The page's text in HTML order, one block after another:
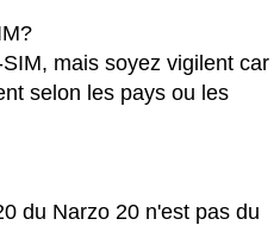
mais soyez vigilent car
selon les pays ou les
du Narzo 20 n'est pas du